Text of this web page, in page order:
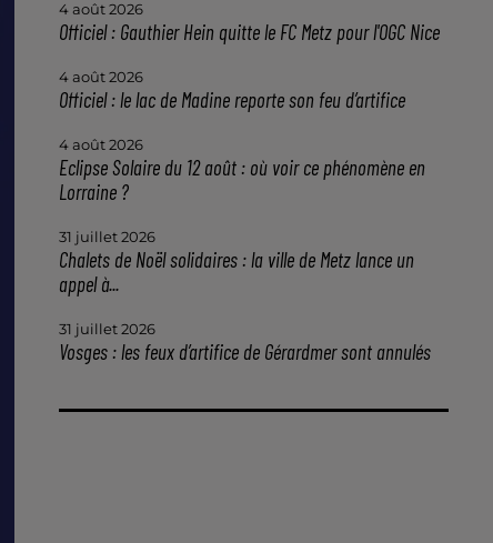
4 août 2026
Officiel : Gauthier Hein quitte le FC Metz pour l'OGC Nice
4 août 2026
Officiel : le lac de Madine reporte son feu d’artifice
4 août 2026
Eclipse Solaire du 12 août : où voir ce phénomène en
Lorraine ?
31 juillet 2026
Chalets de Noël solidaires : la ville de Metz lance un
appel à...
31 juillet 2026
Vosges : les feux d’artifice de Gérardmer sont annulés